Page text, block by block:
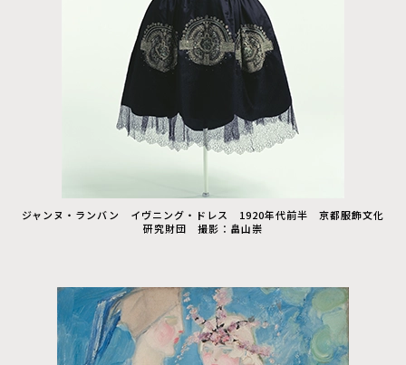
ジャンヌ・ランバン イヴニング・ドレス 1920年代前半 京都服飾文化
研究財団 撮影：畠山崇